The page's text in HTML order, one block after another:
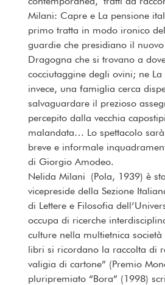
Milani: Capre e La pensione
primo tratta in modo ironico
guardie che presidiano il
Dragogna che si trovano a
cocciutaggine degli ovini; ne
invece, una famiglia cerca
salvaguardare il prezioso
percepito dalla vecchia
malandata… Lo spettacolo
breve e informale
di Giorgio Amodeo.
Nelida Milani (Pola, 1939) è
vicepreside della Sezione
di Lettere e Filosofia
occupa di ricerche
culture nella multietnica
libri si ricordano la raccolta di
valigia di cartone” (Premio
pluripremiato “Bora” (1998)